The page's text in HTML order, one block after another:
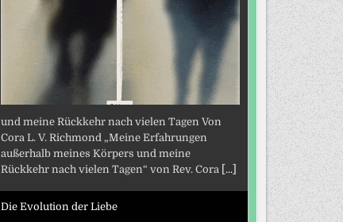
und meine Rückkehr nach vielen Tagen Von
Cora L. V. Richmond „Meine Erfahrungen
außerhalb meines Körpers und meine
Rückkehr nach vielen Tagen“ von Rev. Cora [...]
Die Evolution der Liebe